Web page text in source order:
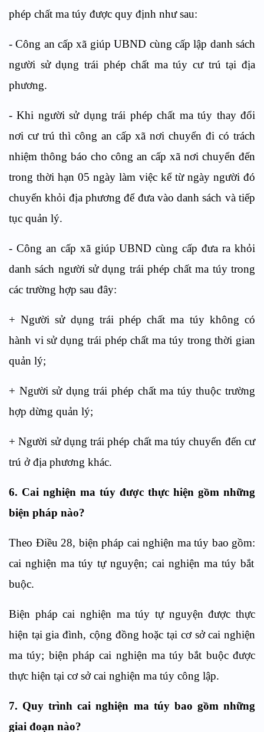
phép chất ma túy được quy định như sau:
-Công an cấp xã giúp UBND cùng cấp lập danh sách
người sử dụng trái phép chất ma túy cư trú tại địa
phương.
-Khi người sử dụng trái phép chất ma túy thay đổi
nơi cư trú thì công an cấp xã nơi chuyển đi có trách
nhiệm thông báo cho công an cấp xã nơi chuyển đến
trong thời hạn 05 ngày làm việc kể từ ngày người đó
chuyển khỏi địa phương để đưa vàodanh sách vàtiếp
tục quản lý.
- Công an cấp xã giúp UBND cùng cấp đưa ra khỏi
danh sách người sử dụng trái phép chất ma túy trong
các trường hợp sau đây:
+Người sử dụng trái phép chất ma túy không có
hành vi sử dụng trái phép chất ma túy trong thời gian
quản lý;
+ Người sử dụng trái phép chất ma túy thuộc trường
hợp dừng quản lý;
+Người sử dụng trái phép chất ma túy chuyển đến cư
trú ở địa phương khác.
6. Cai nghiện ma túy được thực hiện gồm những
biện pháp nào?
Theo Điều 28, biện pháp cai nghiện ma túy bao gồm:
cai nghiện ma túy tự nguyện; cai nghiện ma túy bắt
buộc.
Biện pháp cai nghiện ma túy tự nguyện được thực
hiện tại gia đình, cộng đồng hoặc tại cơ sở cai nghiện
ma túy; biện pháp cai nghiện ma túy bắt buộc được
thực hiện tại cơ sở cai nghiện ma túy công lập.
7. Quy trình cai nghiện ma túy bao gồmnhững
giai đoạn nào?